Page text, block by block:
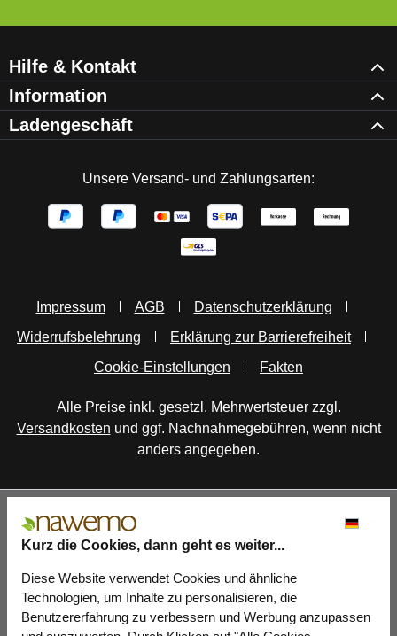
Kurz die Cookies, dann geht es weiter...
Diese Website verwendet Cookies und ähnliche
Technologien, um Inhalte zu personalisieren, die
Benutzererfahrung zu verbessern und Werbung anzupassen
Hilfe & Kontakt
Information
Ladengeschäft
Unsere Versand- und Zahlungsarten:
Impressum AGB
Datenschutzerklärung
Widerrufsbelehrung
Erklärung zur Barrierefreiheit
Cookie-Einstellungen
Fakten
Alle Preise inkl. gesetzl. Mehrwertsteuer zzgl.
Versandkosten und ggf. Nachnahmegebühren, wenn nicht
anders angegeben.